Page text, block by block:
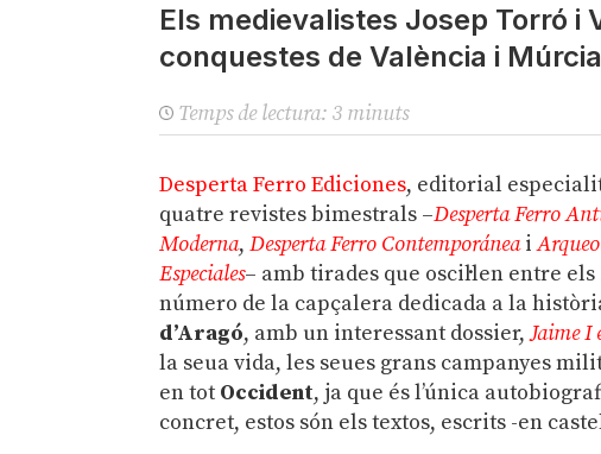
Els medievalistes Josep Torró i
conquestes de València i Múrcia
Temps de lectura: 3 minuts
Desperta Ferro Ediciones, editorial
quatre revistes bimestrals –Desperta Ferro
Moderna,Desperta Ferro Contemporáneai
Especiales– amb tirades que oscil·len entre
número de la capçalera dedicada a la
d’Aragó, amb un interessant dossier,Jaime I
la seua vida, les seues grans campanyes
en tot Occident, ja que és l’única
concret, estos són els textos, escrits -en